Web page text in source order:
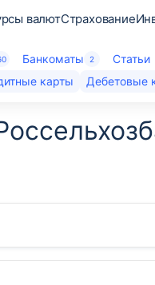
валютСтрахование
Банкоматы 2 Статьи
карты Дебетовые